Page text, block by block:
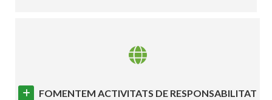
FOMENTEM ACTIVITATS DE RESPONSABILITAT